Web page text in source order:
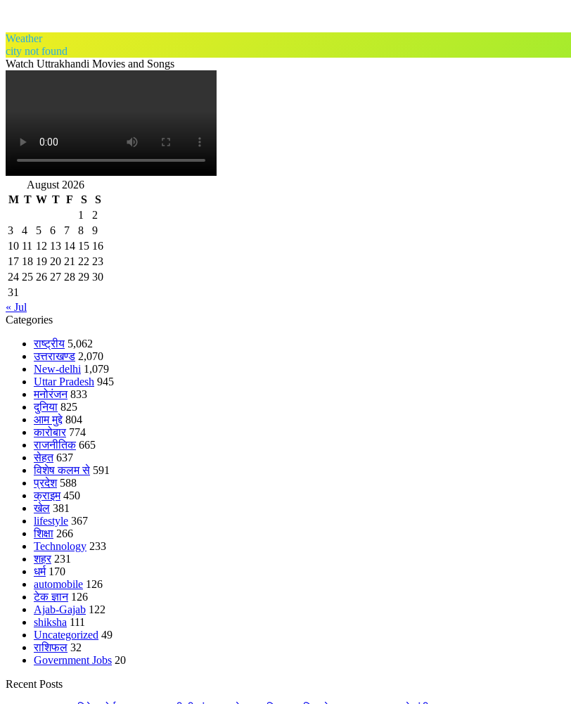
Weather
city not found
Watch Uttrakhandi Movies and Songs
August 2026
M T W T F S
S
1
2
3
4 5 6 7 8
9
10 11 12 13 14 15 16
17 18 19 20 21 22 23
24 25 26 27 28 29 30
31
« Jul
Categories
राष्ट्रीय 5,062
उत्तराखण्ड 2,070
New-delhi 1,079
Uttar Pradesh 945
मनोरंजन 833
दुनिया 825
आम मुद्दे 804
कारोबार 774
राजनीतिक 665
सेहत 637
विशेष कलम से 591
प्रदेश 588
क्राइम 450
खेल 381
lifestyle 367
शिक्षा 266
Technology 233
शहर 231
धर्म 170
automobile 126
टेक ज्ञान 126
Ajab-Gajab 122
shiksha 111
Uncategorized 49
राशिफल 32
Government Jobs 20
Recent Posts